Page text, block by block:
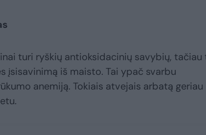
turi ryškių antioksidacinių savybių, tačiau
įsisavinimą iš maisto. Tai ypač svarbu
anemiją. Tokiais atvejais arbatą geriau